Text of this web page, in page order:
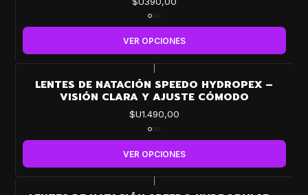
VER OPCIONES
LENTES DE NATACIÓN SPEEDO HYDROPEX –
VISIÓN CLARA Y AJUSTE CÓMODO
$U1.490,00
VER OPCIONES